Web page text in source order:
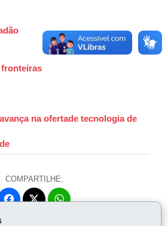
fronteiras
na ofertade tecnologia de
COMPARTILHE:
Fa
W